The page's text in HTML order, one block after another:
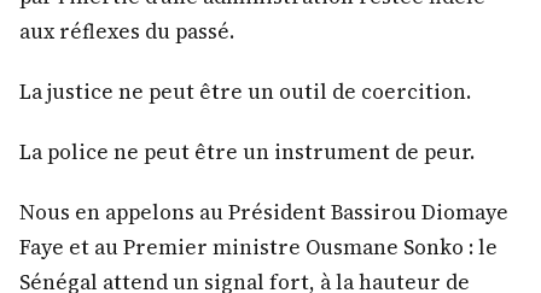
aux réflexes du passé.
La justice ne peut être un outil de coercition.
La police ne peut être un instrument de peur.
Nous en appelons au Président Bassirou Diomaye
Faye et au Premier ministre Ousmane Sonko : le
Sénégal attend un signal fort, à la hauteur de